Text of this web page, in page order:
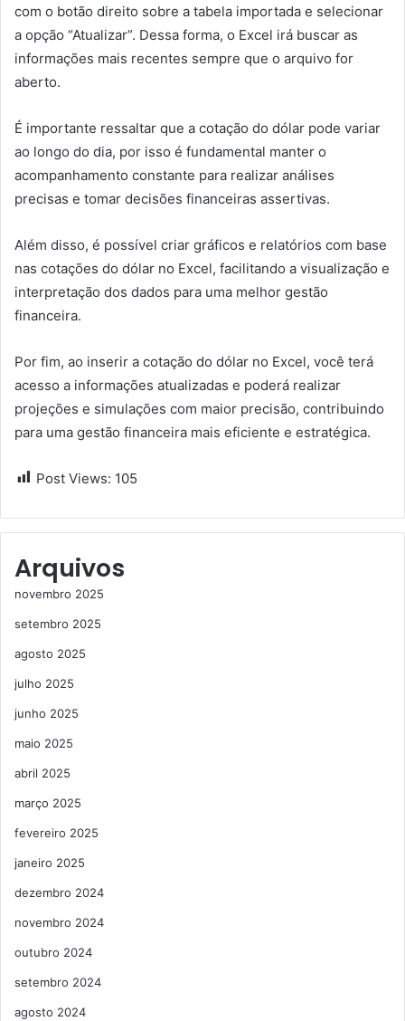
com o botão direito sobre a tabela importada e selecionar
a opção “Atualizar”. Dessa forma, o Excel irá buscar as
informações mais recentes sempre que o arquivo for
aberto.
É importante ressaltar que a cotação do dólar pode variar
ao longo do dia, por isso é fundamental manter o
acompanhamento constante para realizar análises
precisas e tomar decisões financeiras assertivas.
Além disso, é possível criar gráficos e relatórios com base
nas cotações do dólar no Excel, facilitando a visualização e
interpretação dos dados para uma melhor gestão
financeira.
Por fim, ao inserir a cotação do dólar no Excel, você terá
acesso a informações atualizadas e poderá realizar
projeções e simulações com maior precisão, contribuindo
para uma gestão financeira mais eficiente e estratégica.
Post Views: 105
Arquivos
novembro 2025
setembro 2025
agosto 2025
julho 2025
junho 2025
maio 2025
abril 2025
março 2025
fevereiro 2025
janeiro 2025
dezembro 2024
novembro 2024
outubro 2024
setembro 2024
agosto 2024